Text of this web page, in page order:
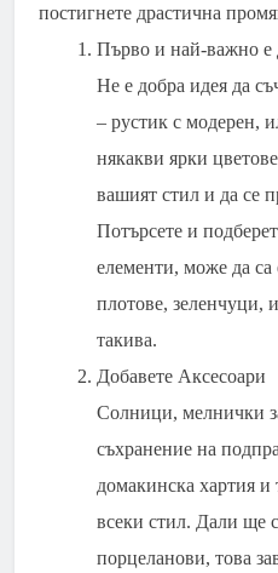
постигнете драстична
Първо и най-важно е
Не е добра идея да
– рустик с модерен,
някакви ярки
вашият стил и да се
Потърсете и
елементи, може да са
плотове, зеленчуци,
такива.
Добавете Аксесоари
Солници, мелнички
съхранение на
домакинска хартия
всеки стил. Дали ще
порцеланови, това